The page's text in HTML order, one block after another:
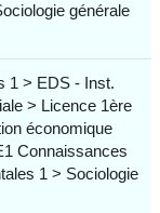
générale
1 > EDS - Inst.
> Licence 1ère
économique
Connaissances
1 > Sociologie